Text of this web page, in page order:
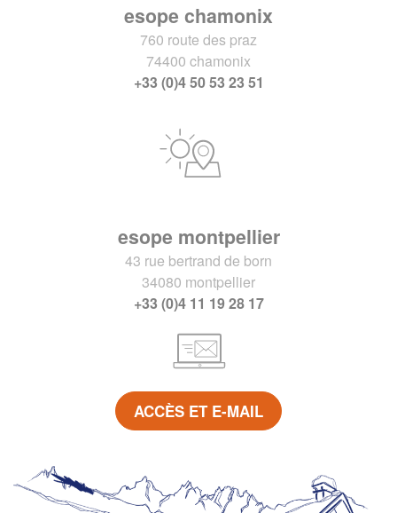
esope chamonix
760 route des praz
74400 chamonix
+33 (0)4 50 53 23 51
esope montpellier
43 rue bertrand de born
34080 montpellier
+33 (0)4 11 19 28 17
ACCÈS ET E-MAIL